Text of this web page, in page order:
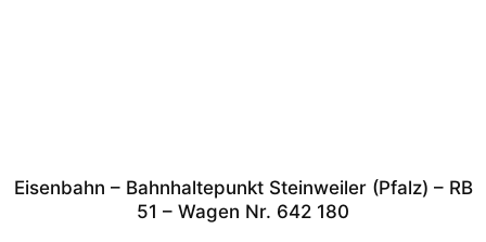
Eisenbahn – Bahnhaltepunkt Steinweiler (Pfalz) – RB
51 – Wagen Nr. 642 180